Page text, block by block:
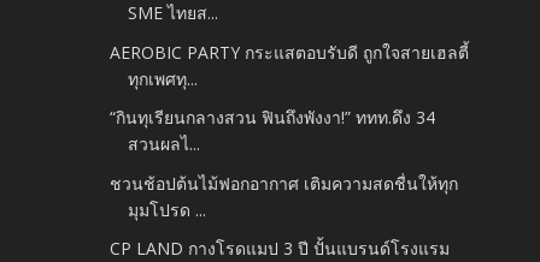
SME ไทยส...
AEROBIC PARTY กระแสตอบรับดี ถูกใจสายเฮลตี้
ทุกเพศทุ...
“กินทุเรียนกลางสวน ฟินถึงพังงา!” ททท.ดึง 34
สวนผลไ...
ชวนช้อปต้นไม้ฟอกอากาศ เติมความสดชื่นให้ทุก
มุมโปรด ...
CP LAND กางโรดแมป 3 ปี ปั้นแบรนด์โรงแรม